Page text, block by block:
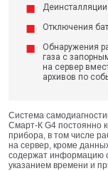
Деинсталляции
Отключения
Обнаружения
газа с
на сервер
архивов по
Система
Смарт-К G4 постоянно
прибора, в том числе
на сервер, кроме
содержат информацию
указанием времени и